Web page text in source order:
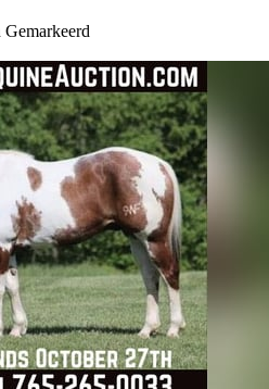
Gemarkeerd